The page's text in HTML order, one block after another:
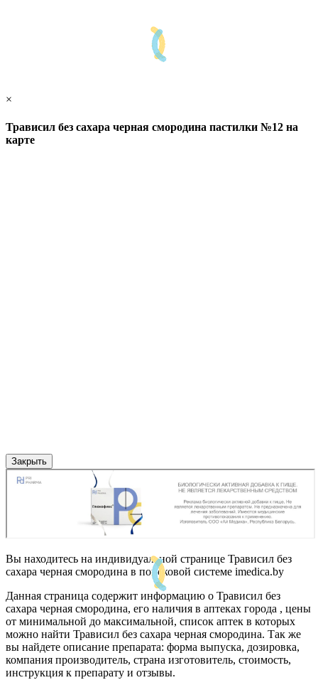
×
Трависил без сахара черная смородина пастилки №12 на
карте
Закрыть
Вы находитесь на индивидуальной странице Трависил без
сахара черная смородина в поисковой системе imedica.by
Данная страница содержит информацию о Трависил без
сахара черная смородина, его наличия в аптеках города , цены
от минимальной до максимальной, список аптек в которых
можно найти Трависил без сахара черная смородина. Так же
вы найдете описание препарата: форма выпуска, дозировка,
компания производитель, страна изготовитель, стоимость,
инструкция к препарату и отзывы.